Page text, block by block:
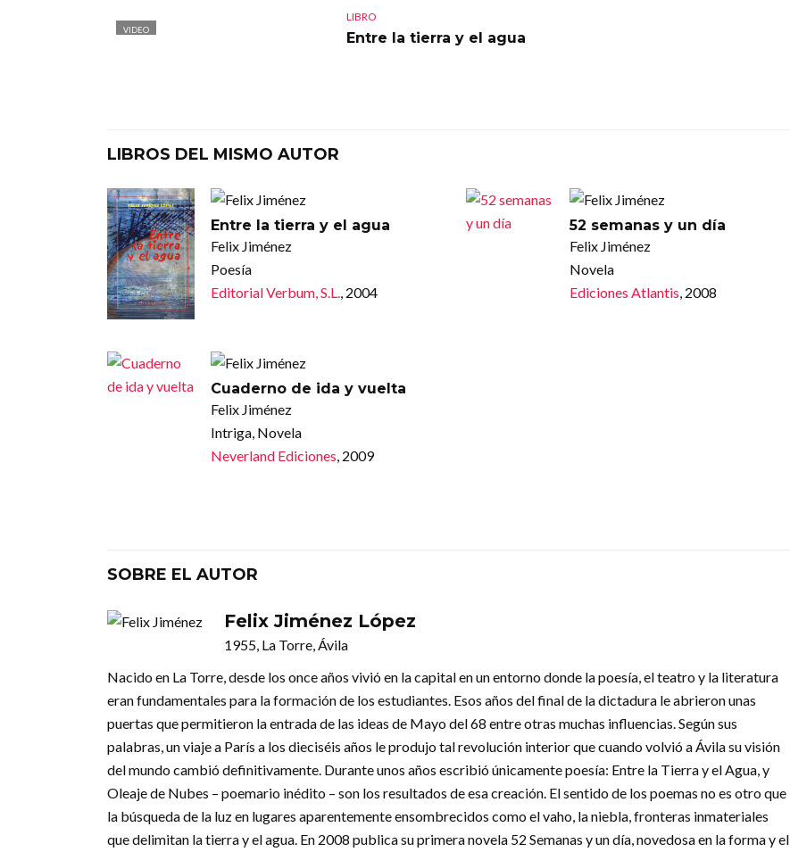
VIDEO
LIBRO
Entre la tierra y el agua
LIBROS DEL MISMO AUTOR
Entre la tierra y el agua
Felix Jiménez
Poesía
Editorial Verbum, S.L., 2004
52 semanas y un día
Felix Jiménez
Novela
Ediciones Atlantis, 2008
Cuaderno de ida y vuelta
Felix Jiménez
Intriga, Novela
Neverland Ediciones, 2009
SOBRE EL AUTOR
Felix Jiménez López
1955, La Torre, Ávila
Nacido en La Torre, desde los once años vivió en la capital en un entorno donde la poesía, el teatro y la literatura
eran fundamentales para la formación de los estudiantes. Esos años del final de la dictadura le abrieron unas
puertas que permitieron la entrada de las ideas de Mayo del 68 entre otras muchas influencias. Según sus
palabras, un viaje a París a los dieciséis años le produjo tal revolución interior que cuando volvió a Ávila su visión
del mundo cambió definitivamente. Durante unos años escribió únicamente poesía: Entre la Tierra y el Agua, y
Oleaje de Nubes – poemario inédito – son los resultados de esa creación. El sentido de los poemas no es otro que
la búsqueda de la luz en lugares aparentemente ensombrecidos como el vaho, la niebla, fronteras inmateriales
que delimitan la tierra y el agua. En 2008 publica su primera novela 52 Semanas y un día, novedosa en la forma y el